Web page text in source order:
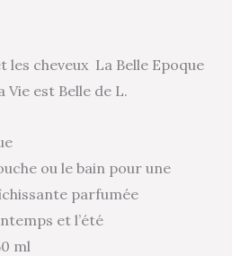
les cheveux La Belle Epoque
est Belle de L.
ou le bain pour une
parfumée
et l’été
ml